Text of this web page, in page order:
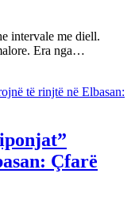
intervale me diell.
Era nga…
Çfarë